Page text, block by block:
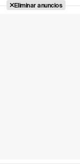
Eliminar anuncios